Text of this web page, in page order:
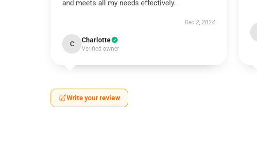
and meets all my needs effectively.
Dec 2, 2024
C Charlotte
Verified owner
Write your review